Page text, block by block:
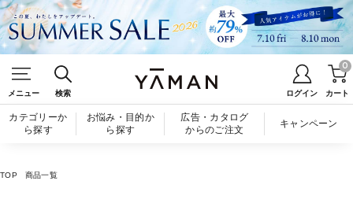
メニュー 検索 ログイン カート
0
カテゴリーか
ら探す
お悩み・目的か
ら探す
広告・カタログ
からのご注文
キャンペーン
TOP 商品一覧